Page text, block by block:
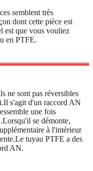
semblent très
dont cette pièce est
est que vous vouliez
en PTFE.
ne sont pas réversibles
s'agit d'un raccord AN
une fois
se démonte,
à l'intérieur
tuyau PTFE a des
AN.